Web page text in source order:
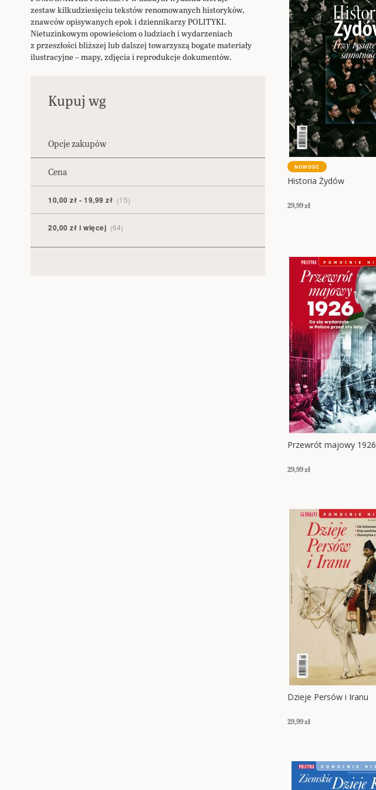
NOWOŚĆ
Historia Żydów
29,99 zł
Przewrót majowy 1926
29,99 zł
Dzieje Persów i Iranu
29,99 zł
zestaw kilkudziesięciu tekstów renomowanych historyków,
znawców opisywanych epok i dziennikarzy POLITYKI.
Nietuzinkowym opowieściom o ludziach i wydarzeniach
z przeszłości bliższej lub dalszej towarzyszą bogate materiały
ilustracyjne – mapy, zdjęcia i reprodukcje dokumentów.
Kupuj wg
Opcje zakupów
Cena
10,00 zł -19,99 zł 15
20,00 zł i więcej 64